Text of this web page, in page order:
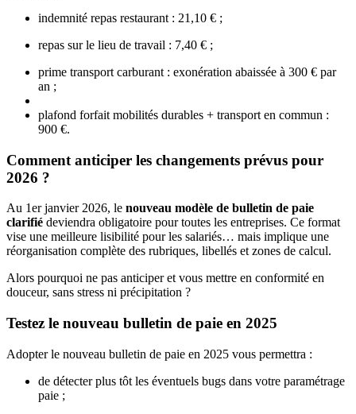
indemnité repas restaurant : 21,10 € ;
repas sur le lieu de travail : 7,40 € ;
prime transport carburant : exonération abaissée à 300 € par
an ;
plafond forfait mobilités durables + transport en commun :
900 €.
Comment anticiper les changements prévus pour
2026 ?
Au 1er janvier 2026, le nouveau modèle de bulletin de paie
clarifié deviendra obligatoire pour toutes les entreprises. Ce format
vise une meilleure lisibilité pour les salariés… mais implique une
réorganisation complète des rubriques, libellés et zones de calcul.
Alors pourquoi ne pas anticiper et vous mettre en conformité en
douceur, sans stress ni précipitation ?
Testez le nouveau bulletin de paie en 2025
Adopter le nouveau bulletin de paie en 2025 vous permettra :
de détecter plus tôt les éventuels bugs dans votre paramétrage
paie ;